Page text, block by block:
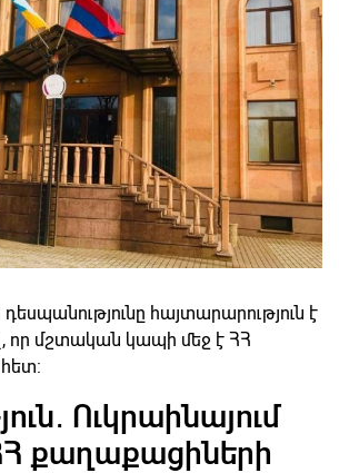
դեսպանությունը հայտարարություն է
որ մշտական կապի մեջ է ՀՀ
Ուկրաինայում
քաղաքացիների